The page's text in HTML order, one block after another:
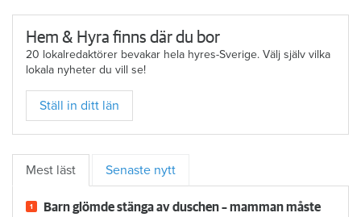
Hem & Hyra finns där du bor
20 lokalredaktörer bevakar hela hyres-Sverige. Välj själv vilka
lokala nyheter du vill se!
Ställ in ditt län
Mest läst Senaste nytt
Barn glömde stänga av duschen – mamman måste